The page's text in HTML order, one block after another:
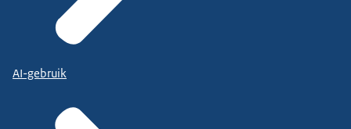
AI-gebruik